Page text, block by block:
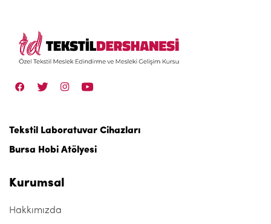
Tekstil Laboratuvar Cihazları
Bursa Hobi Atölyesi
Kurumsal
Hakkımızda